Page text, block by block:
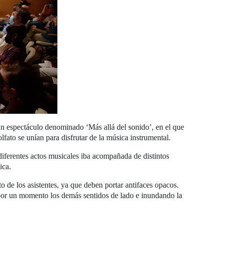
denominado ‘Más allá del sonido’, en el que
se unían para disfrutar de la música instrumental.
actos musicales iba acompañada de distintos
de los asistentes, ya que deben portar antifaces opacos.
un momento los demás sentidos de lado e inundando la